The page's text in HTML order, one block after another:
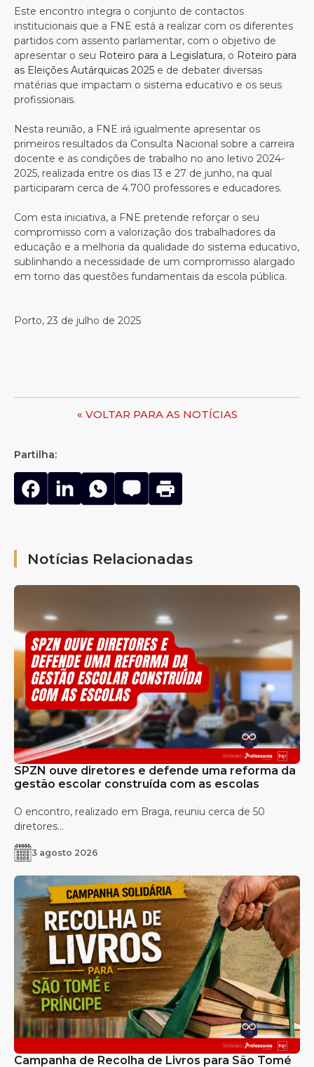
Este encontro integra o conjunto de contactos
institucionais que a FNE está a realizar com os diferentes
partidos com assento parlamentar, com o objetivo de
apresentar o seu Roteiro para a Legislatura, o Roteiro para
as Eleições Autárquicas 2025 e de debater diversas
matérias que impactam o sistema educativo e os seus
profissionais.
Nesta reunião, a FNE irá igualmente apresentar os
primeiros resultados da Consulta Nacional sobre a carreira
docente e as condições de trabalho no ano letivo 2024-
2025, realizada entre os dias 13 e 27 de junho, na qual
participaram cerca de 4.700 professores e educadores.
Com esta iniciativa, a FNE pretende reforçar o seu
compromisso com a valorização dos trabalhadores da
educação e a melhoria da qualidade do sistema educativo,
sublinhando a necessidade de um compromisso alargado
em torno das questões fundamentais da escola pública.
Porto, 23 de julho de 2025
« VOLTAR PARA AS NOTÍCIAS
Partilha:
Notícias Relacionadas
SPZN ouve diretores e defende uma reforma da
gestão escolar construída com as escolas
O encontro, realizado em Braga, reuniu cerca de 50
diretores...
3 agosto 2026
Campanha de Recolha de Livros para São Tomé